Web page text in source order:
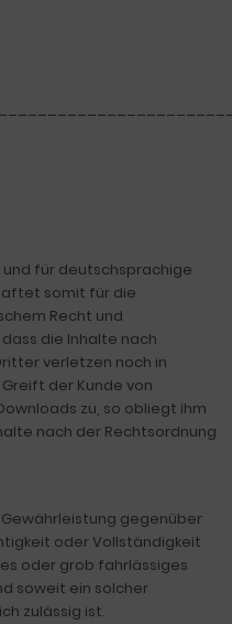
für deutschsprachige
somit für die
Recht und
die Inhalte nach
verletzen noch in
der Kunde von
zu, so obliegt ihm
nach der Rechtsordnung
gegenüber
oder Vollständigkeit
oder grob fahrlässiges
soweit ein solcher
zulässig ist.